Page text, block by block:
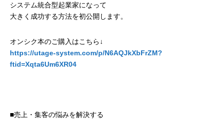
システム統合型起業家になって
大きく成功する方法を初公開します。
オンシク本のご購入はこちら↓
https://utage-system.com/p/N6AQJkXbFrZM?
ftid=Xqta6Um6XR04
■売上・集客の悩みを解決する